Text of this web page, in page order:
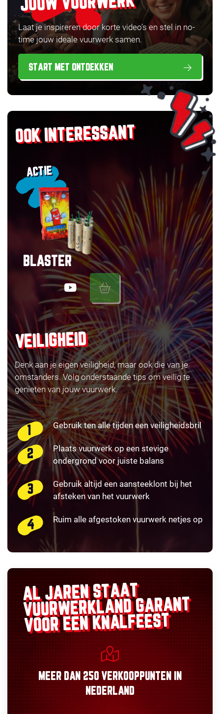
Laat je inspireren door korte video’s en stel in no-
time jouw ideale vuurwerk samen.
START MET ONTDEKKEN
OOK INTERESSANT
ACTIE
BLASTER
VEILIGHEID
Denk aan je eigen veiligheid, maar ook die van je
omstanders. Volg onderstaande tips om veilig te
genieten van jouw vuurwerk.
Gebruik ten alle tijden een veiligheidsbril
Plaats vuurwerk op een stevige
ondergrond voor juiste balans
Gebruik altijd een aansteeklont bij het
afsteken van het vuurwerk
Ruim alle afgestoken vuurwerk netjes op
AL JAREN STAAT
VUURWERKLANDGARANT
VOOR EEN KNALFEEST
MEER DAN 250 VERKOOPPUNTEN
IN
NEDERLAND